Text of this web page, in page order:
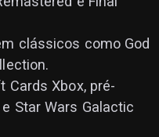
clássicos como God
Cards Xbox, pré-
Star Wars Galactic